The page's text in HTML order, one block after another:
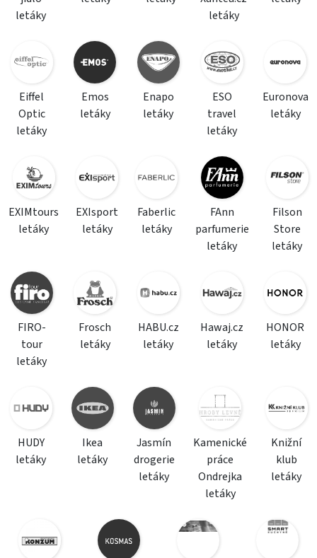
letáky
letáky
Eiffel
Optic
letáky
Emos
letáky
Enapo
letáky
ESO
travel
letáky
Euronova
letáky
EXIMtours
letáky
EXIsport
letáky
Faberlic
letáky
FAnn
parfumerie
letáky
Filson
Store
letáky
FIRO-
tour
letáky
Frosch
letáky
HABU.cz
letáky
Hawaj.cz
letáky
HONOR
letáky
HUDY
letáky
Ikea
letáky
Jasmín
drogerie
letáky
Kamenické
práce
Ondrejka
letáky
Knižní
klub
letáky